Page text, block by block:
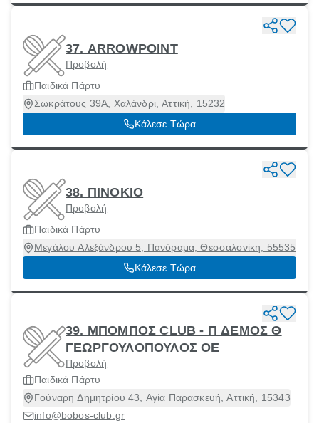
37. ARROWPOINT
Προβολή
Παιδικά Πάρτυ
Σωκράτους 39Α, Χαλάνδρι, Αττική, 15232
Κάλεσε Τώρα
38. ΠΙΝΟΚΙΟ
Προβολή
Παιδικά Πάρτυ
Μεγάλου Αλεξάνδρου 5, Πανόραμα, Θεσσαλονίκη, 55535
Κάλεσε Τώρα
39. ΜΠΟΜΠΟΣ CLUB - Π ΔΕΜΟΣ Θ
ΓΕΩΡΓΟΥΛΟΠΟΥΛΟΣ ΟΕ
Προβολή
Παιδικά Πάρτυ
Γούναρη Δημητρίου 43, Αγία Παρασκευή, Αττική, 15343
info@bobos-club.gr